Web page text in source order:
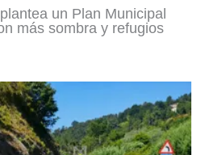
un Plan Municipal
más sombra y refugios